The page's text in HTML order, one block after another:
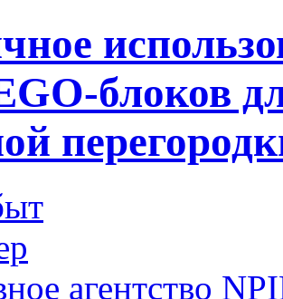
блоков
агентство